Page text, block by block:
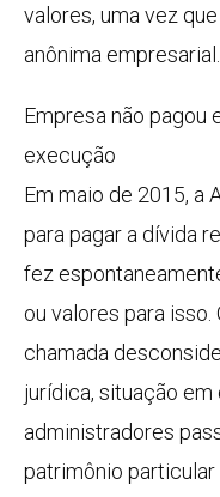
valores, uma vez
anônima empresarial.
Empresa não pagou
execução
Em maio de 2015, a
para pagar a dívida
fez
ou valores para isso.
chamada
jurídica, situação
administradores
patrimônio particular